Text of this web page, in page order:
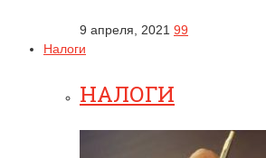
9 апреля, 2021 99
Налоги
НАЛОГИ